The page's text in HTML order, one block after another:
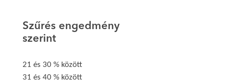
Szűrés engedmény
szerint
21 és 30 % között
31 és 40 % között